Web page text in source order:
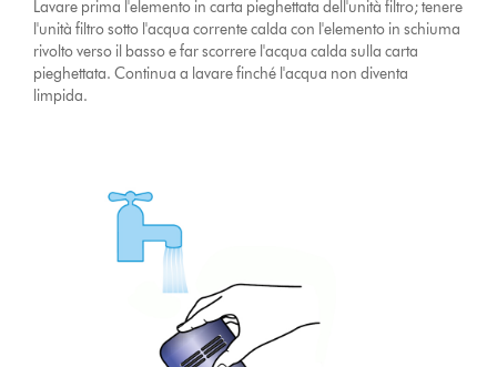
Lavare prima l'elemento in carta pieghettata dell'unità filtro; tenere
l'unità filtro sotto l'acqua corrente calda con l'elemento in schiuma
rivolto verso il basso e far scorrere l'acqua calda sulla carta
pieghettata. Continua a lavare finché l'acqua non diventa
limpida.